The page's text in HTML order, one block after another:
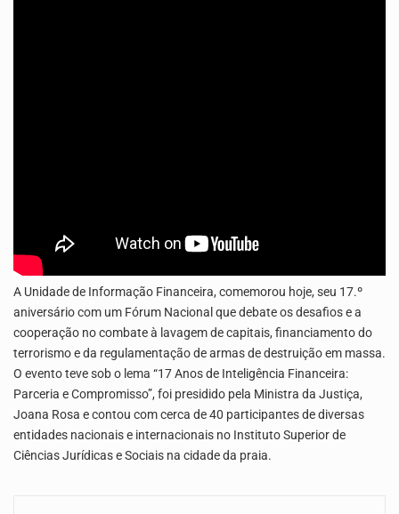
A Unidade de Informação Financeira, comemorou hoje, seu 17.º
aniversário com um Fórum Nacional que debate os desafios e a
cooperação no combate à lavagem de capitais, financiamento do
terrorismo e da regulamentação de armas de destruição em massa.
O evento teve sob o lema “17 Anos de Inteligência Financeira:
Parceria e Compromisso”, foi presidido pela Ministra da Justiça,
Joana Rosa e contou com cerca de 40 participantes de diversas
entidades nacionais e internacionais no Instituto Superior de
Ciências Jurídicas e Sociais na cidade da praia.